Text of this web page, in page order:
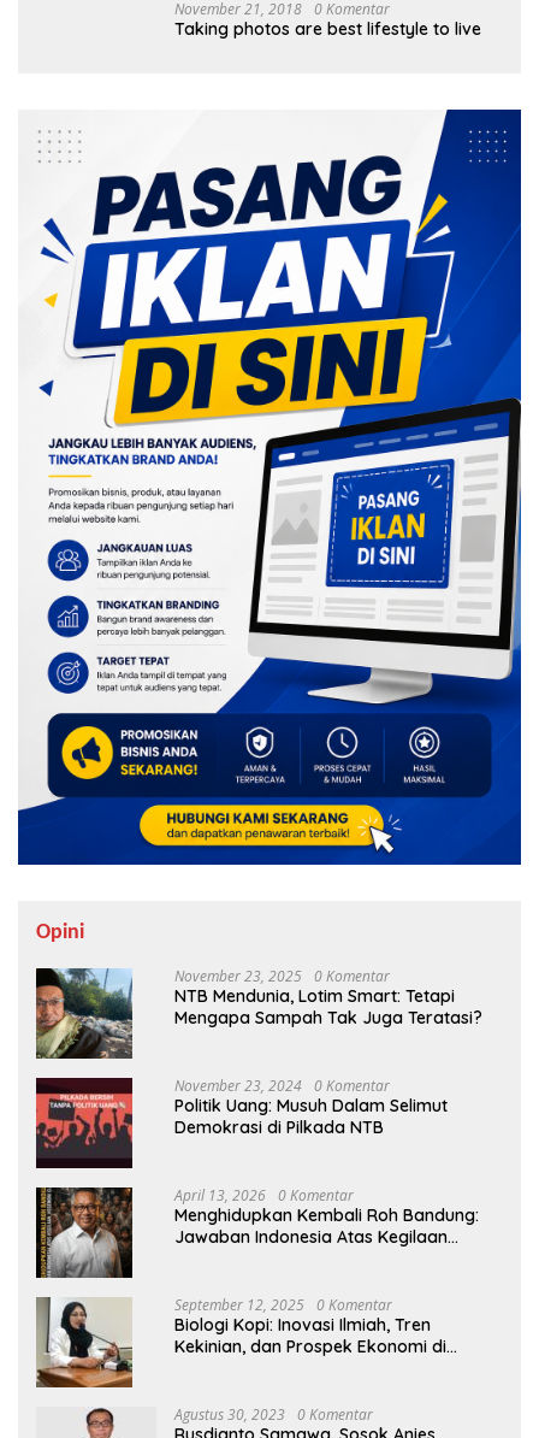
November 21, 2018 0 Komentar
Taking photos are best lifestyle to live
Opini
November 23, 2025 0 Komentar
NTB Mendunia, Lotim Smart: Tetapi
Mengapa Sampah Tak Juga Teratasi?
November 23, 2024 0 Komentar
Politik Uang: Musuh Dalam Selimut
Demokrasi di Pilkada NTB
April 13, 2026 0 Komentar
Menghidupkan Kembali Roh Bandung:
Jawaban Indonesia Atas Kegilaan
September 12, 2025 0 Komentar
Biologi Kopi: Inovasi Ilmiah, Tren
Kekinian, dan Prospek Ekonomi di
Agustus 30, 2023 0 Komentar